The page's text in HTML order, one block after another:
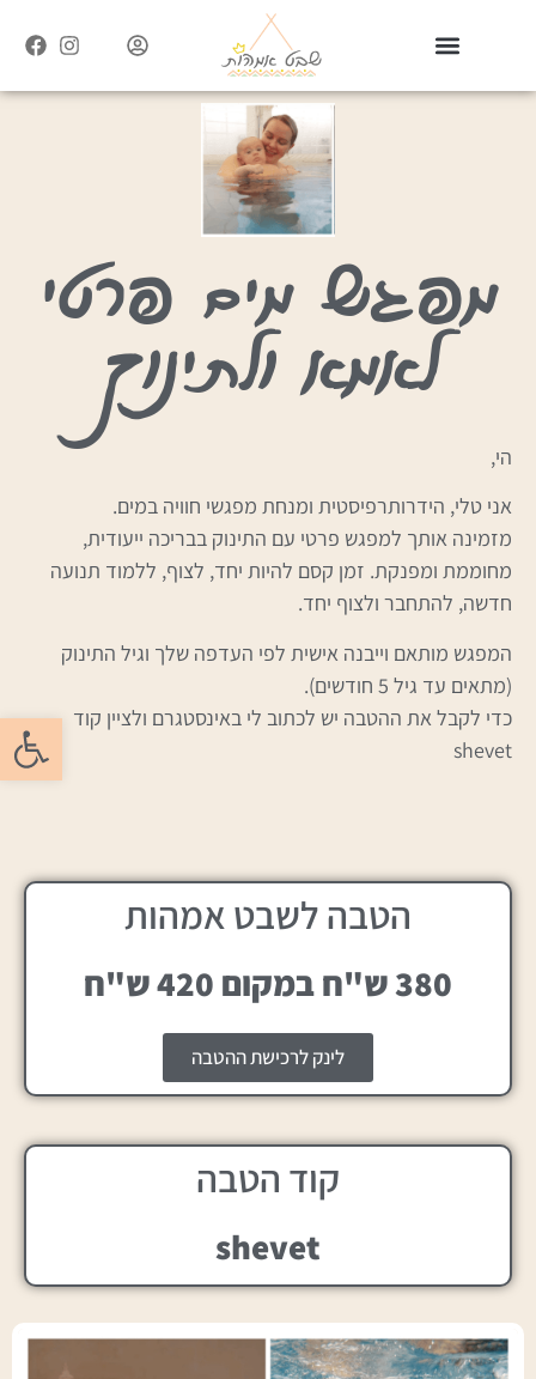
פתח
מפגש מים פרטי
לאמא ולתינוק
הי,
אני טלי, הידרותרפיסטית ומנחת מפגשי חוויה במים.
מזמינה אותך למפגש פרטי עם התינוק בבריכה ייעודית,
מחוממת ומפנקת. זמן קסם להיות יחד, לצוף, ללמוד תנועה
חדשה, להתחבר ולצוף יחד.
המפגש מותאם וייבנה אישית לפי העדפה שלך וגיל התינוק
(מתאים עד גיל 5 חודשים).
כדי לקבל את ההטבה יש לכתוב לי באינסטגרם ולציין קוד
shevet
קוד הטבה
shevet
הטבה לשבט אמהות
380 ש"ח במקום 420 ש"ח
לינק לרכישת ההטבה